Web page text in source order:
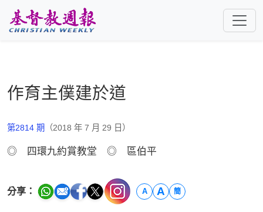
作育主僕建於道
第2814 期 （2018 年 7 月 29 日）
◎ 四環九約賞教堂 ◎ 區伯平
分享： A A 簡